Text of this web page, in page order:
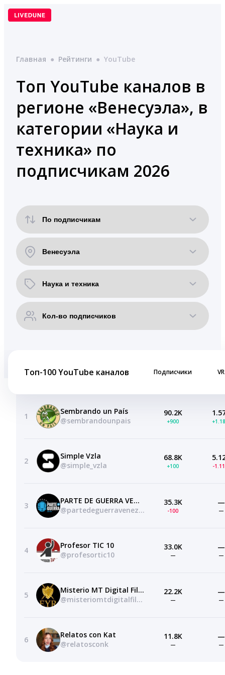
Перейти
Главная ● Рейтинги ● YouTube
Топ YouTube каналов в
регионе «Венесуэла», в
категории «Наука и
техника» по
подписчикам 2026
Топ-100 YouTube каналов Подписчики VR
1
Sembrando un País
@sembrandounpais
90.2K
+900
2
Simple Vzla
@simple_vzla
68.8K
+100 -
3
PARTE DE GUERRA VENEZUELA
@partedeguerravenezuela
35.3K
-100
—
—
4
Profesor TIC 10
@profesortic10
33.0K
—
—
—
5
Misterio MT Digital Films
@misteriomtdigitalfilms
22.2K
—
—
—
6
Relatos con Kat
@relatosconk
11.8K
—
—
—